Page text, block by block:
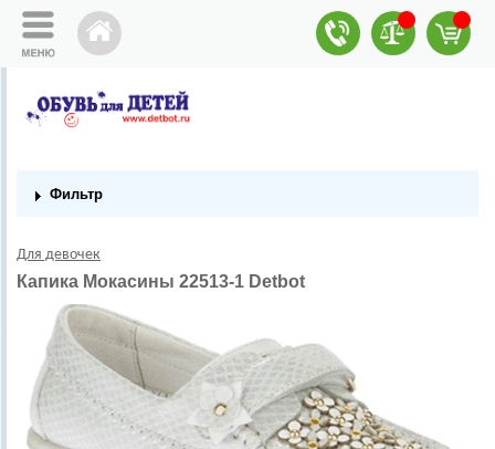
Фильтр
Для девочек
Капика Мокасины 22513-1 Detbot